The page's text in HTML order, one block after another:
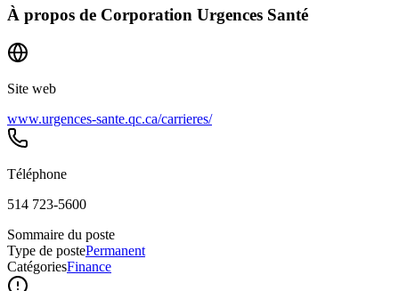
À propos de Corporation Urgences Santé
Site web
www.urgences-sante.qc.ca/carrieres/
Téléphone
514 723-5600
Sommaire du poste
Type de postePermanent
CatégoriesFinance